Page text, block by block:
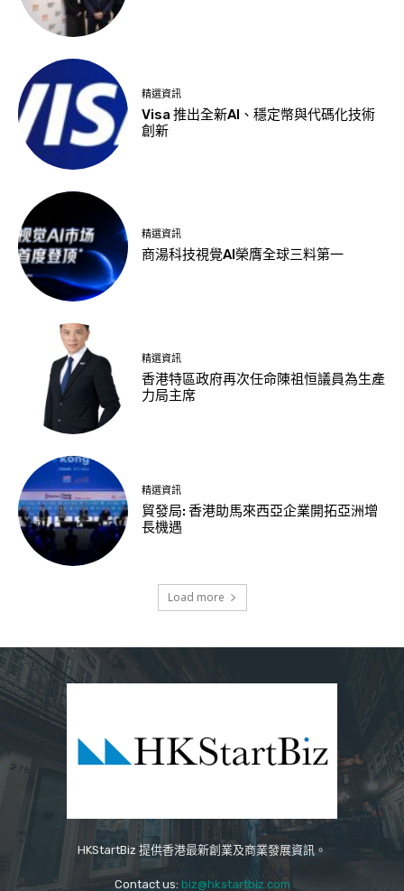
精選資訊
Visa 推出全新AI、穩定幣與代碼化技術
創新
精選資訊
商湯科技視覺AI榮膺全球三料第一
精選資訊
香港特區政府再次任命陳祖恒議員為生產
力局主席
精選資訊
貿發局: 香港助馬來西亞企業開拓亞洲增
長機遇
Load more
HKStartBiz 提供香港最新創業及商業發展資訊。
Contact us: biz@hkstartbiz.com